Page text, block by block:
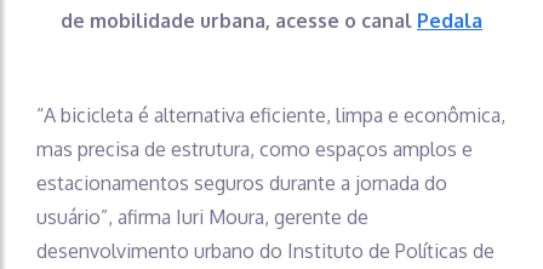
de mobilidade urbana, acesse o canal Pedala
“A bicicleta é alternativa eficiente, limpa e econômica,
mas precisa de estrutura, como espaços amplos e
estacionamentos seguros durante a jornada do
usuário”, afirma Iuri Moura, gerente de
desenvolvimento urbano do Instituto de Políticas de